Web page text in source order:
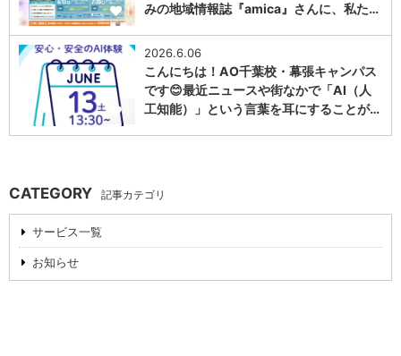
1
みの地域情報誌『amica』さんに、私た…
1
2026.6.06
こんにちは！AO千葉校・幕張キャンパス
です😊最近ニュースや街なかで「AI（人
工知能）」という言葉を耳にすることが…
CATEGORY 記事カテゴリ
サービス一覧
お知らせ